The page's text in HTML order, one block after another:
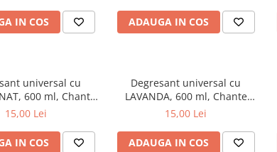
IN COS ADAUGA IN COS
universal cu
600 ml, Chante
Clair
15,00 Lei
IN COS
Degresant universal cu
LAVANDA, 600 ml, Chante
Clair
15,00 Lei
ADAUGA IN COS